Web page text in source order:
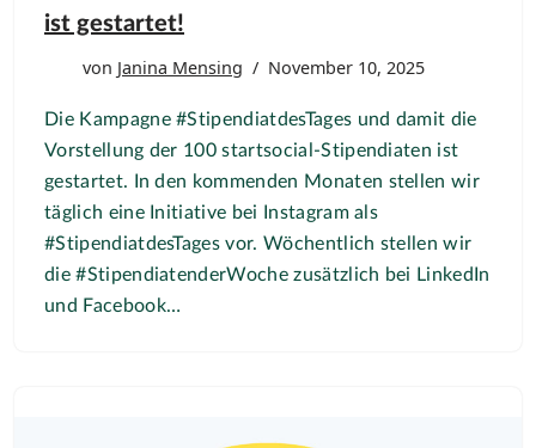
ist gestartet!
von Janina Mensing November 10, 2025
Die Kampagne #StipendiatdesTages und damit die
Vorstellung der 100 startsocial-Stipendiaten ist
gestartet. In den kommenden Monaten stellen wir
täglich eine Initiative bei Instagram als
#StipendiatdesTages vor. Wöchentlich stellen wir
die #StipendiatenderWoche zusätzlich bei LinkedIn
und Facebook…